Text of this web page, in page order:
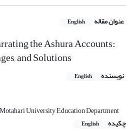
عنوان مقاله English
the Ashura Accounts:
and Solutions
نویسنده English
University Education Department
چکیده
English